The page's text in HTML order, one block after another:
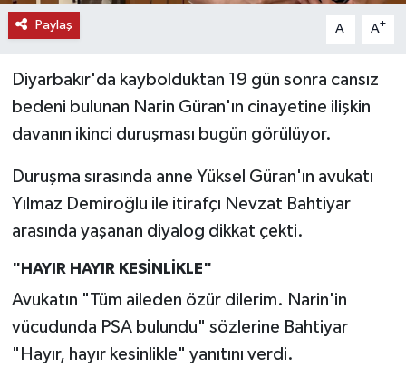
Paylaş A- A+
Diyarbakır'da kaybolduktan 19 gün sonra cansız
bedeni bulunan Narin Güran'ın cinayetine ilişkin
davanın ikinci duruşması bugün görülüyor.
Duruşma sırasında anne Yüksel Güran'ın avukatı
Yılmaz Demiroğlu ile itirafçı Nevzat Bahtiyar
arasında yaşanan diyalog dikkat çekti.
"HAYIR HAYIR KESİNLİKLE"
Avukatın "Tüm aileden özür dilerim. Narin'in
vücudunda PSA bulundu" sözlerine Bahtiyar
"Hayır, hayır kesinlikle" yanıtını verdi.